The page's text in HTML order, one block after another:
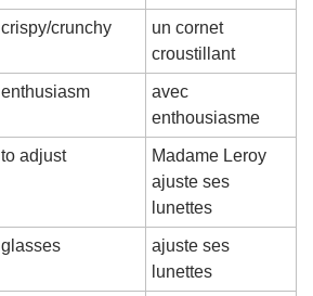
crispy/crunchy
un cornet
croustillant
enthusiasm
avec
enthousiasme
to adjust
Madame Leroy
ajuste ses
lunettes
glasses
ajuste ses
lunettes